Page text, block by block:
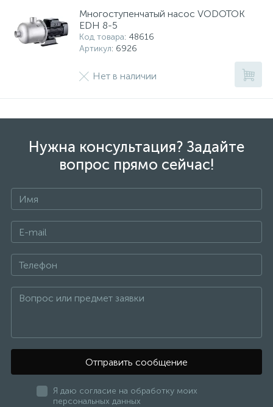
Многоступенчатый насос VODOTOK
EDH 8-5
Код товара: 48616
Артикул: 6926
Нет в наличии
Нужна консультация? Задайте
вопрос прямо сейчас!
Отправить сообщение
Я даю согласие на обработку моих
персональных данных